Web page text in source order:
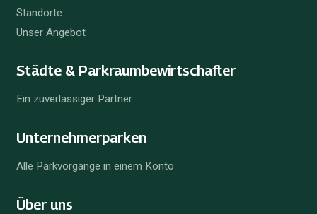
Standorte
Unser Angebot
Städte & Parkraum­bewirtschafter
Ein zuverlässiger Partner
Unternehmer­parken
Alle Parkvorgänge in einem Konto
Über uns